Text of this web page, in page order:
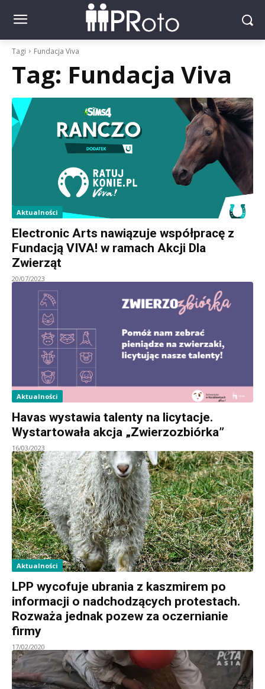
Tagi Fundacja Viva
Tag: Fundacja Viva
Aktualności
Electronic Arts nawiązuje współpracę z
Fundacją VIVA! w ramach Akcji Dla
Zwierząt
20/07/2023
Aktualności
Havas wystawia talenty na licytacje.
Wystartowała akcja „Zwierzozbiórka”
16/03/2023
Aktualności
LPP wycofuje ubrania z kaszmirem po
informacji o nadchodzących protestach.
Rozważa jednak pozew za oczernianie
firmy
17/02/2020